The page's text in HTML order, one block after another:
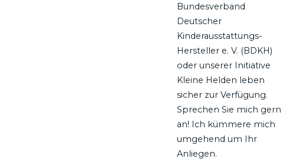
Bundesverband
Deutscher
Kinderausstattungs-
Hersteller e. V. (BDKH)
oder unserer Initiative
Kleine Helden leben
sicher zur Verfügung.
Sprechen Sie mich gern
an! Ich kümmere mich
umgehend um Ihr
Anliegen.